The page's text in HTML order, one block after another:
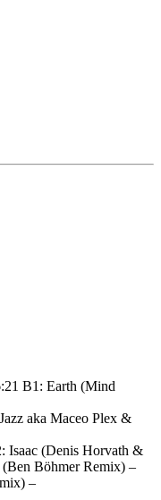
B1: Earth (Mind
aka Maceo Plex &
Isaac (Denis Horvath &
Böhmer Remix) –
–